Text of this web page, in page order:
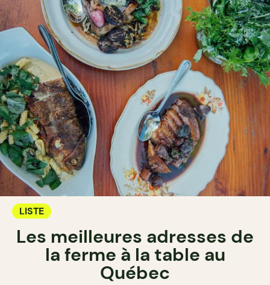
LISTE
Les meilleures adresses de
la ferme à la table au
Québec